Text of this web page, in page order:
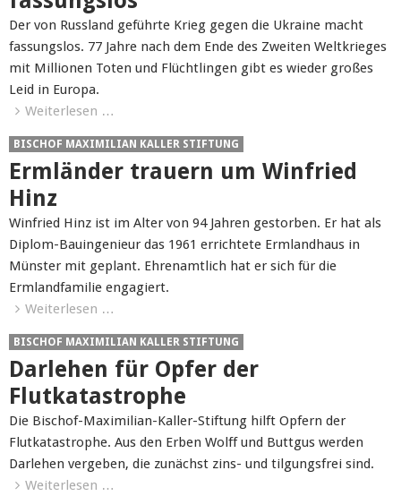
Der von Russland geführte Krieg gegen die Ukraine macht
fassungslos. 77 Jahre nach dem Ende des Zweiten Weltkrieges
mit Millionen Toten und Flüchtlingen gibt es wieder großes
Leid in Europa.
Weiterlesen …
BISCHOF MAXIMILIAN KALLER STIFTUNG
Ermländer trauern um Winfried
Hinz
Winfried Hinz ist im Alter von 94 Jahren gestorben. Er hat als
Diplom-Bauingenieur das 1961 errichtete Ermlandhaus in
Münster mit geplant. Ehrenamtlich hat er sich für die
Ermlandfamilie engagiert.
Weiterlesen …
BISCHOF MAXIMILIAN KALLER STIFTUNG
Darlehen für Opfer der
Flutkatastrophe
Die Bischof-Maximilian-Kaller-Stiftung hilft Opfern der
Flutkatastrophe. Aus den Erben Wolff und Buttgus werden
Darlehen vergeben, die zunächst zins- und tilgungsfrei sind.
Weiterlesen …